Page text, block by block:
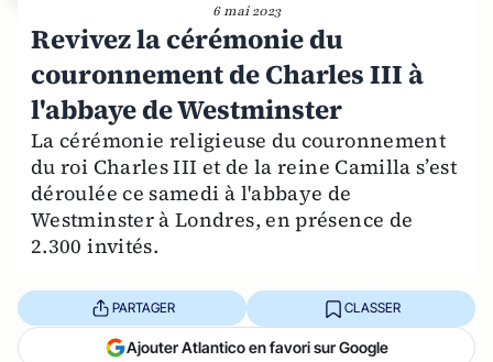
6 mai 2023
Revivez la cérémonie du
couronnement de Charles III à
l'abbaye de Westminster
La cérémonie religieuse du couronnement
du roi Charles III et de la reine Camilla s’est
déroulée ce samedi à l'abbaye de
Westminster à Londres, en présence de
2.300 invités.
PARTAGER CLASSER
Ajouter Atlantico en favori sur Google